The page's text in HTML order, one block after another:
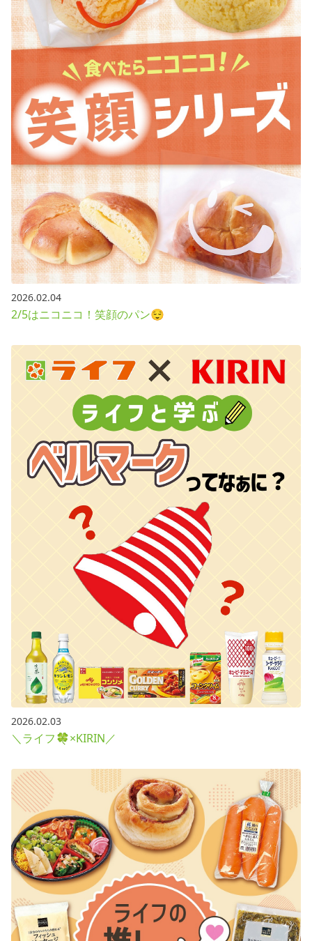
2026.02.04
2/5はニコニコ！笑顔のパン😌
2026.02.03
＼ライフ🍀×KIRIN／